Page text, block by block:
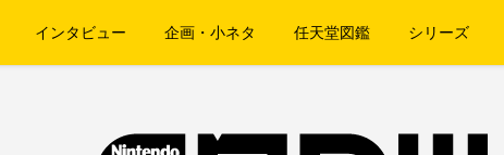
インタビュー 企画・小ネタ 任天堂図鑑 シリーズ